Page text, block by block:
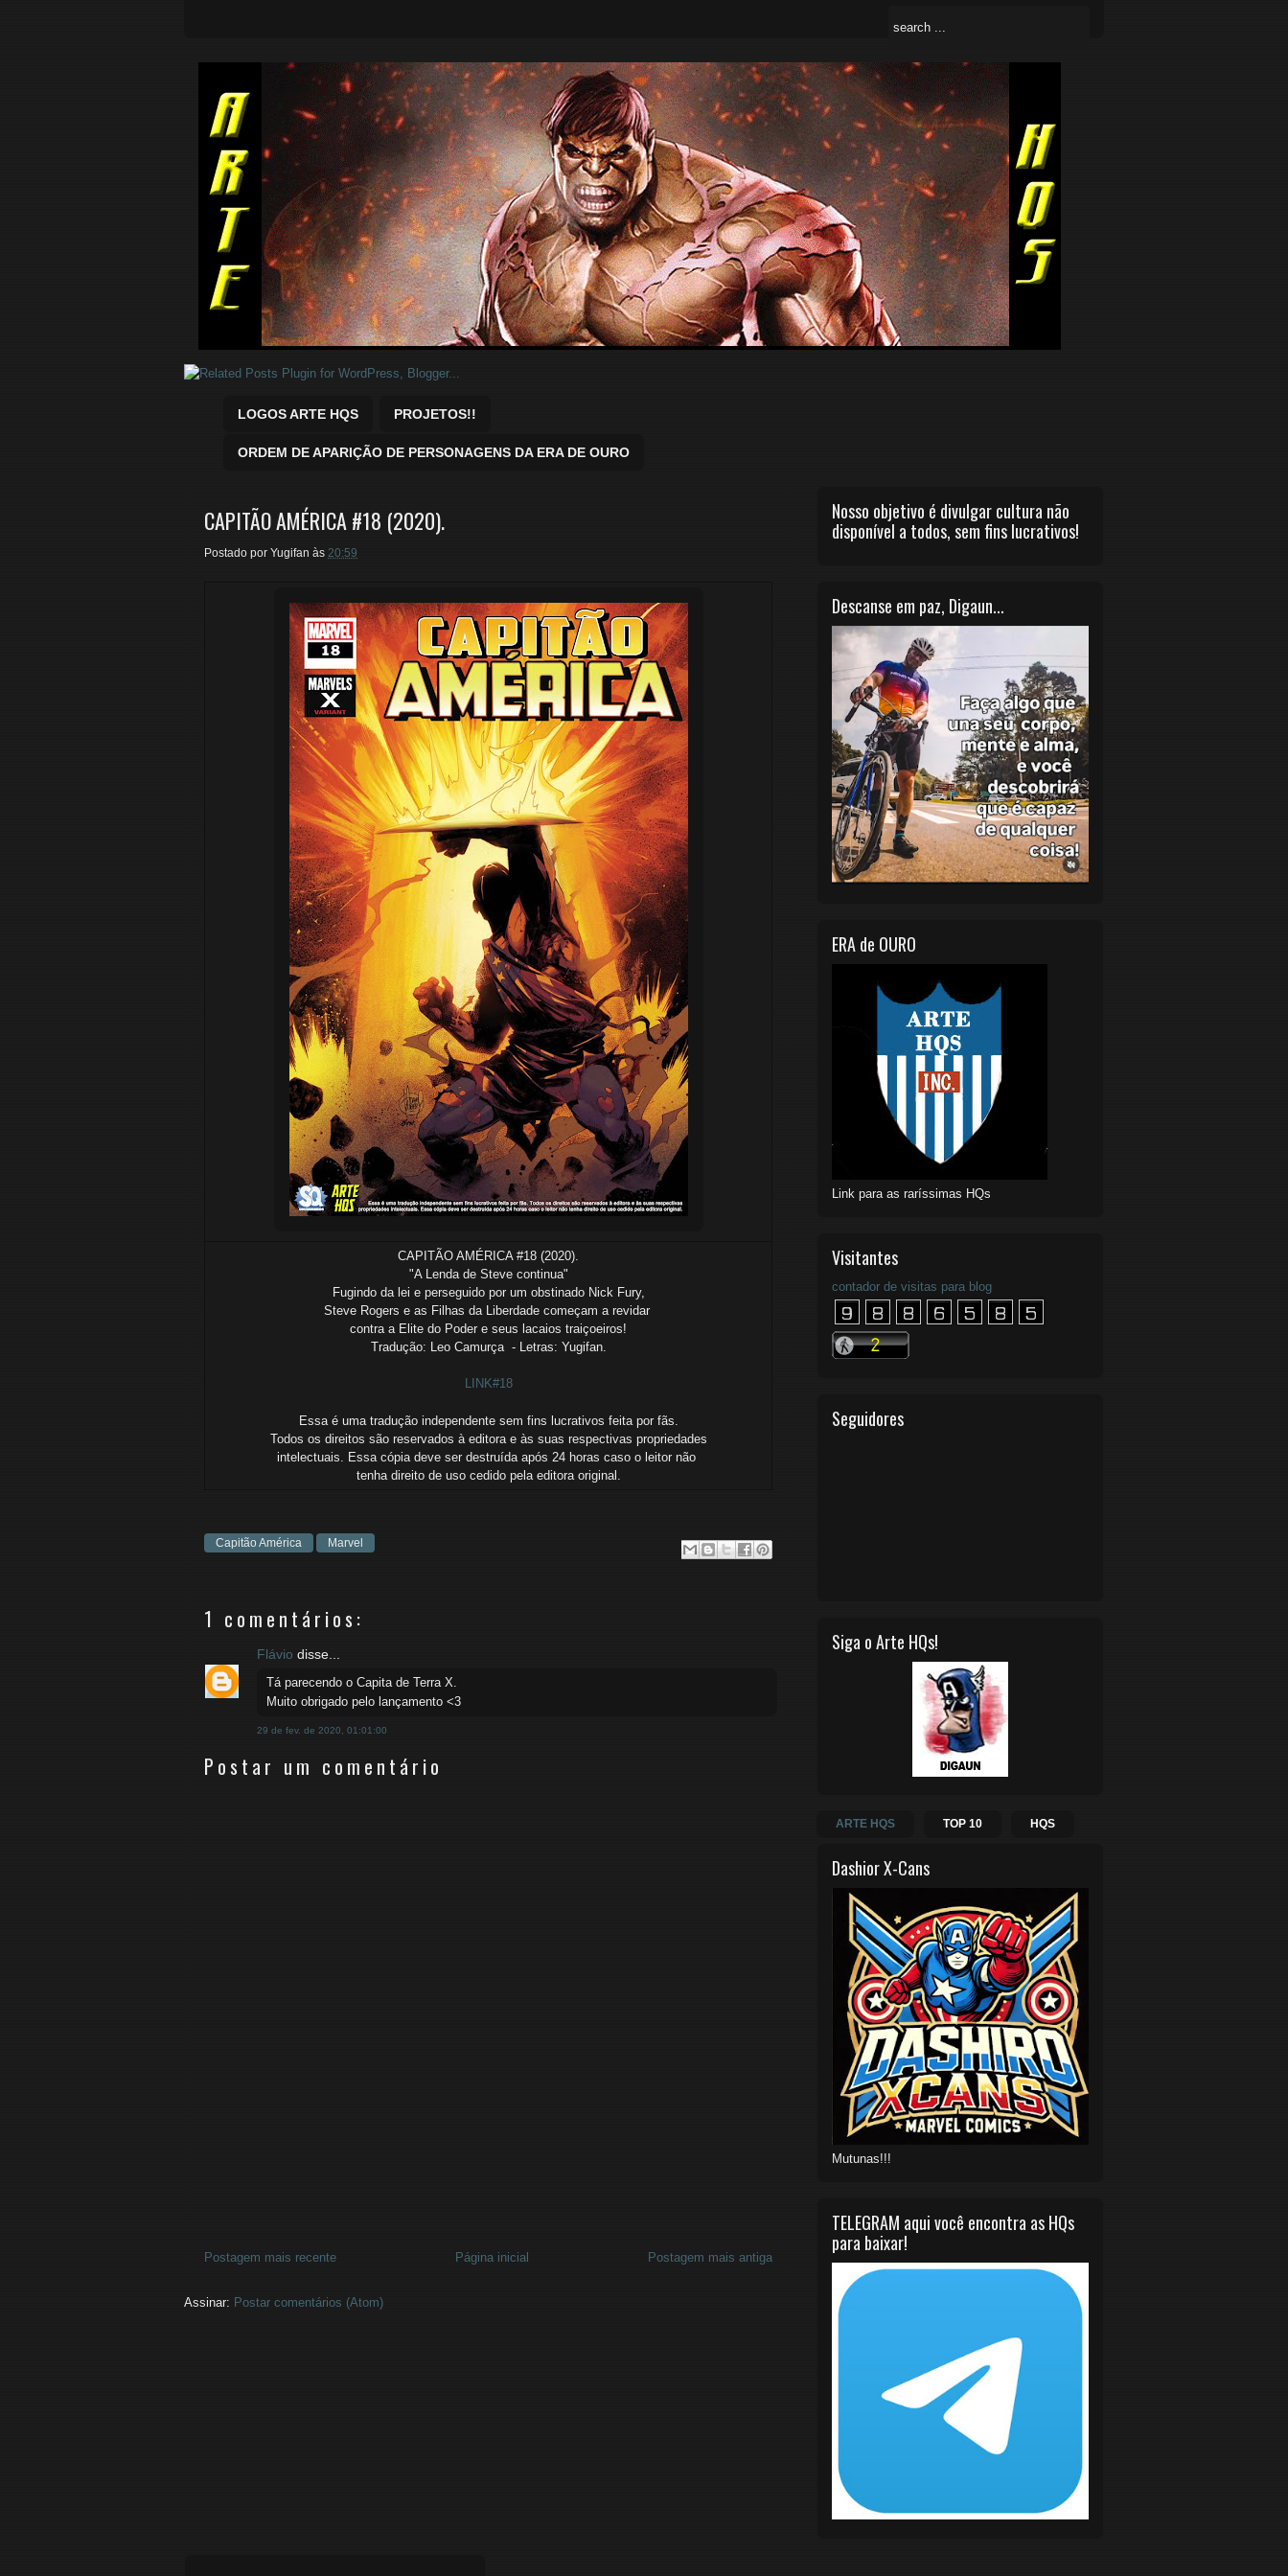
Quadrinhos Marvel e DC para baixar.
LOGOS ARTE HQS PROJETOS!!
ORDEM DE APARIÇÃO DE PERSONAGENS DA ERA DE OURO
CAPITÃO AMÉRICA #18 (2020).
Postado por Yugifan às 20:59
CAPITÃO AMÉRICA #18 (2020).
"A Lenda de Steve continua"
Fugindo da lei e perseguido por um obstinado Nick Fury,
Steve Rogers e as Filhas da Liberdade começam a revidar
contra a Elite do Poder e seus lacaios traiçoeiros!
Tradução: Leo Camurça - Letras: Yugifan.
LINK#18
Essa é uma tradução independente sem fins lucrativos feita por fãs.
Todos os direitos são reservados à editora e às suas respectivas propriedades
intelectuais. Essa cópia deve ser destruída após 24 horas caso o leitor não
tenha direito de uso cedido pela editora original.
Capitão América Marvel
1 comentários:
Flávio disse...
Tá parecendo o Capita de Terra X.
Muito obrigado pelo lançamento <3
29 de fev. de 2020, 01:01:00
Postar um comentário
Postagem mais recente Postagem mais antiga
Página inicial
Assinar: Postar comentários (Atom)
Nosso objetivo é divulgar cultura não
disponível a todos, sem fins lucrativos!
Descanse em paz, Digaun...
ERA de OURO
Link para as raríssimas HQs
Visitantes
contador de visitas para blog
Seguidores
Siga o Arte HQs!
ARTE HQS TOP 10 HQS
Dashior X-Cans
Mutunas!!!
TELEGRAM aqui você encontra as HQs
para baixar!